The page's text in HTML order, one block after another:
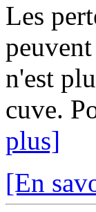
Les
n'est
cuve.
plus]
[En